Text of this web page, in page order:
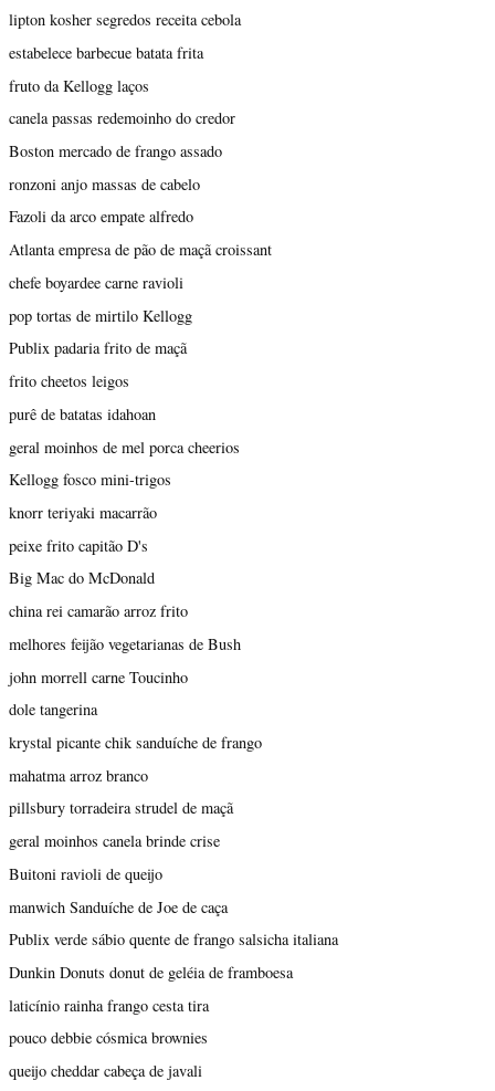
lipton kosher segredos receita cebola
estabelece barbecue batata frita
fruto da Kellogg laços
canela passas redemoinho do credor
Boston mercado de frango assado
ronzoni anjo massas de cabelo
Fazoli da arco empate alfredo
Atlanta empresa de pão de maçã croissant
chefe boyardee carne ravioli
pop tortas de mirtilo Kellogg
Publix padaria frito de maçã
frito cheetos leigos
purê de batatas idahoan
geral moinhos de mel porca cheerios
Kellogg fosco mini-trigos
knorr teriyaki macarrão
peixe frito capitão D's
Big Mac do McDonald
china rei camarão arroz frito
melhores feijão vegetarianas de Bush
john morrell carne Toucinho
dole tangerina
krystal picante chik sanduíche de frango
mahatma arroz branco
pillsbury torradeira strudel de maçã
geral moinhos canela brinde crise
Buitoni ravioli de queijo
manwich Sanduíche de Joe de caça
Publix verde sábio quente de frango salsicha italiana
Dunkin Donuts donut de geléia de framboesa
laticínio rainha frango cesta tira
pouco debbie cósmica brownies
queijo cheddar cabeça de javali